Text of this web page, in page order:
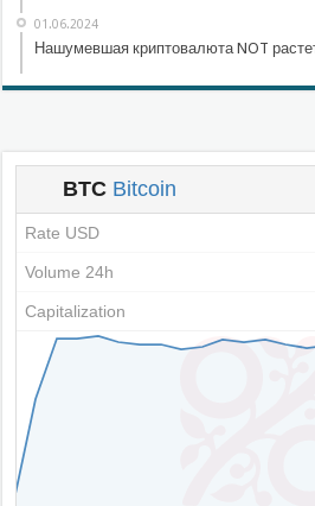
01.06.2024
Нашумевшая криптовалюта NOT